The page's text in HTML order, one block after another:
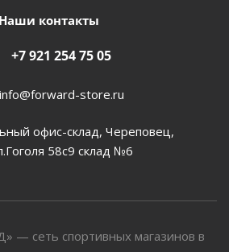
Наши контакты
+7 921 254 75 05
info@forward-store.ru
офис-склад, Череповец,
58с9 склад №6
— сеть спортивных магазинов в